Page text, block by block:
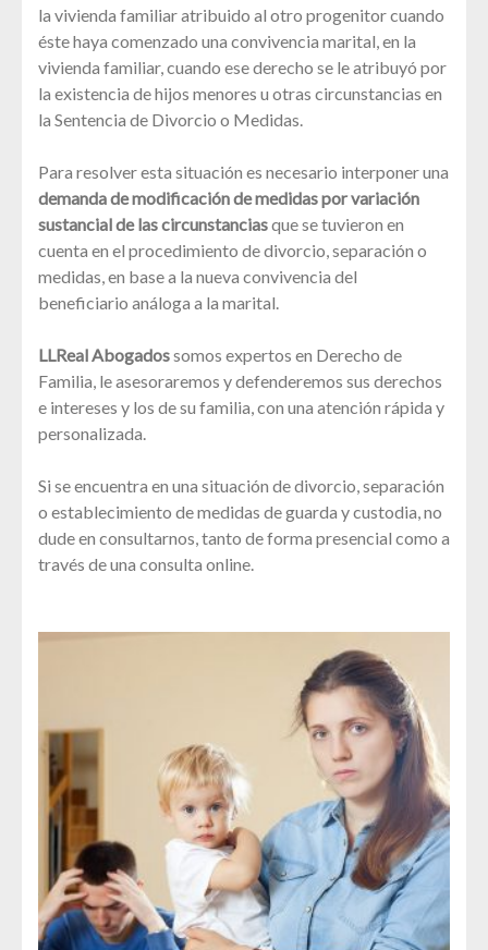
la vivienda familiar atribuido al otro progenitor cuando
éste haya comenzado una convivencia marital, en la
vivienda familiar, cuando ese derecho se le atribuyó por
la existencia de hijos menores u otras circunstancias en
la Sentencia de Divorcio o Medidas.
Para resolver esta situación es necesario interponer una
demanda de modificación de medidas por variación
sustancial de las circunstanciasque se tuvieron en
cuenta en el procedimiento de divorcio, separación o
medidas, en base a la nueva convivencia del
beneficiario análoga a la marital.
LLReal Abogadossomos expertos en Derecho de
Familia, le asesoraremos y defenderemos sus derechos
e intereses y los de su familia, con una atención rápida y
personalizada.
Si se encuentra en una situación de divorcio, separación
o establecimiento de medidas de guarda y custodia, no
dude en consultarnos, tanto de forma presencial como a
través de una consulta online.